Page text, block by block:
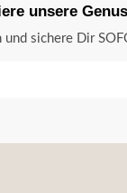
unsere
sichere Dir